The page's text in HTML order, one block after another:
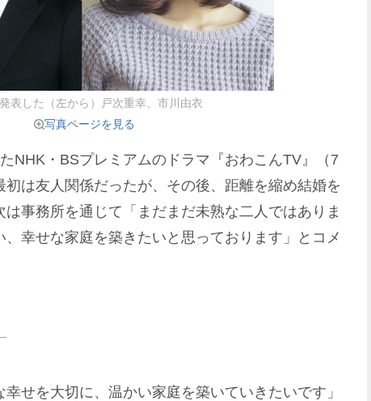
表した（左から）戸次重幸、市川由衣
写真ページを見る
NHK・BSプレミアムのドラマ『おわこんTV』（7
初は友人関係だったが、その後、距離を縮め結婚を
事務所を通じて「まだまだ未熟な二人ではありま
幸せな家庭を築きたいと思っております」とコメ
せを大切に、温かい家庭を築いていきたいです」